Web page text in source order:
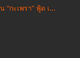
กะเพรา” ฟู้ด เ...